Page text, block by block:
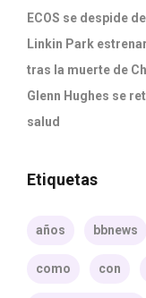
ECOS se despide
Linkin Park
tras la muerte de
Glenn Hughes se
salud
Etiquetas
años bbnews
como con